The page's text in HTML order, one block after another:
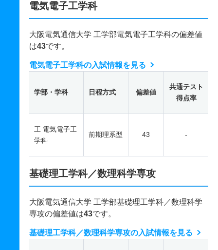
電気電子工学科
大阪電気通信大学 工学部電気電子工学科の偏差値
は43です。
電気電子工学科の入試情報を見る
学部・学科 日程方式 偏差値
共通テスト
得点率
工 電気電子工
学科
前期理系型 43 -
基礎理工学科／数理科学専攻
大阪電気通信大学 工学部基礎理工学科／数理科学
専攻の偏差値は43です。
基礎理工学科／数理科学専攻の入試情報を見る